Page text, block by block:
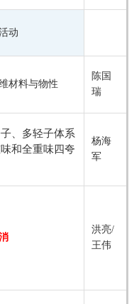
动
材料与物性
陈国
瑞
、多轻子体系
和全重味四夸
杨海
军
洪亮/
王伟